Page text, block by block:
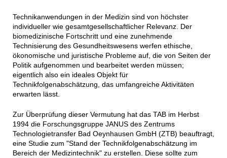
Technikanwendungen in der Medizin sind von höchster
individueller wie gesamtgesellschaftlicher Relevanz. Der
biomedizinische Fortschritt und eine zunehmende
Technisierung des Gesundheitswesens werfen ethische,
ökonomische und juristische Probleme auf, die von Seiten der
Politik aufgenommen und bearbeitet werden müssen;
eigentlich also ein ideales Objekt für
Technikfolgenabschätzung, das umfangreiche Aktivitäten
erwarten lässt.
Zur Überprüfung dieser Vermutung hat das TAB im Herbst
1994 die Forschungsgruppe JANUS des Zentrums
Technologietransfer Bad Oeynhausen GmbH (ZTB) beauftragt,
eine Studie zum "Stand der Technikfolgenabschätzung im
Bereich der Medizintechnik" zu erstellen. Diese sollte zum